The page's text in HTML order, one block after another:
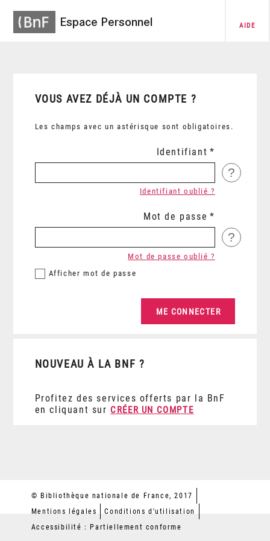
Espace Personnel AIDE
VOUS AVEZ DÉJÀ UN COMPTE ?
Les champs avec un astérisque sont obligatoires.
Identifiant
?
Identifiant oublié ?
Mot de passe
?
Afficher mot de passe
Mot de passe oublié ?
NOUVEAU À LA BNF ?
Profitez des services offerts par la BnF
en cliquant sur CRÉER UN COMPTE
© Bibliothèque nationale de France, 2017
Mentions légales
Conditions d'utilisation
Accessibilité : Partiellement conforme